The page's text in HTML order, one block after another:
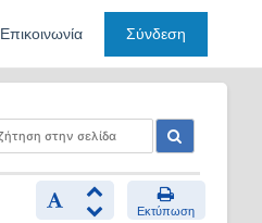
Επικοινωνία Σύνδεση
Εκτύπωση